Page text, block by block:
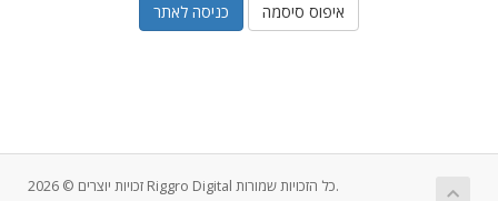
איפוס סיסמה
זכויות יוצרים © 2026 Riggro Digital כל הזכויות שמורות.